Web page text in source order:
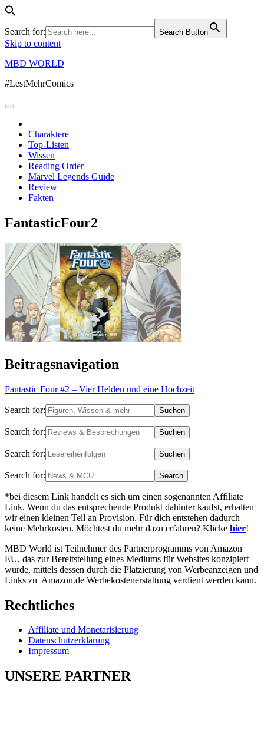
Search for: Search Button
Skip to content
MBD WORLD
#LestMehrComics
Charaktere
Top-Listen
Wissen
Reading Order
Marvel Legends Guide
Review
Fakten
FantasticFour2
Beitragsnavigation
Fantastic Four #2 – Vier Helden und eine Hochzeit
Search for:
Search for:
Search for:
Search for:
*bei diesem Link handelt es sich um einen sogenannten Affiliate
Link. Wenn du das entsprechende Produkt dahinter kaufst, erhalten
wir einen kleinen Teil an Provision. Für dich entstehen dadurch
keine Mehrkosten. Möchtest du mehr dazu erfahren? Klicke hier!
MBD World ist Teilnehmer des Partnerprogramms von Amazon
EU, das zur Bereitstellung eines Mediums für Websites konzipiert
wurde, mittels dessen durch die Platzierung von Werbeanzeigen und
Links zu Amazon.de Werbekostenerstattung verdient werden kann.
Rechtliches
Affiliate und Monetarisierung
Datenschutzerklärung
Impressum
UNSERE PARTNER